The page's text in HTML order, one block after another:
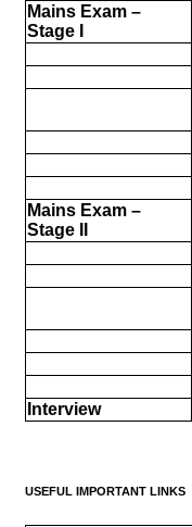
Mains Exam –
Stage I
Mains Exam –
Stage II
Interview
USEFUL IMPORTANT LINKS